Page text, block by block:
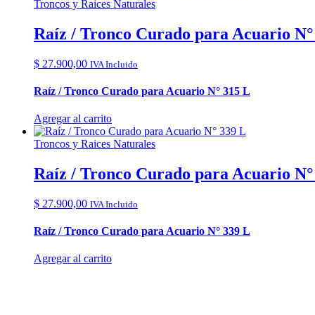
Troncos y Raices Naturales
Raíz / Tronco Curado para Acuario
$ 27.900,00 IVA Incluido
Raíz / Tronco Curado para Acuario N° 315 L
Agregar al carrito
Troncos y Raices Naturales
Raíz / Tronco Curado para Acuario
$ 27.900,00 IVA Incluido
Raíz / Tronco Curado para Acuario N° 339 L
Agregar al carrito